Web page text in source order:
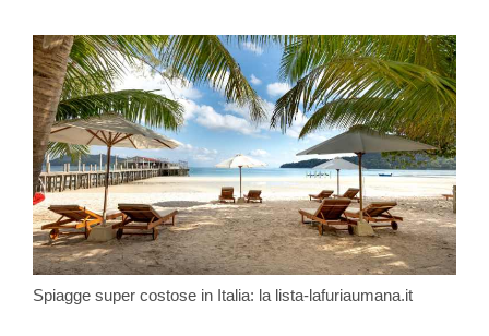
Spiagge super costose in Italia: la lista-lafuriaumana.it